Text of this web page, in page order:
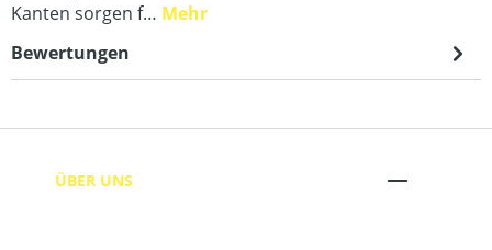
Kanten sorgen f… Mehr
Bewertungen
ÜBER UNS